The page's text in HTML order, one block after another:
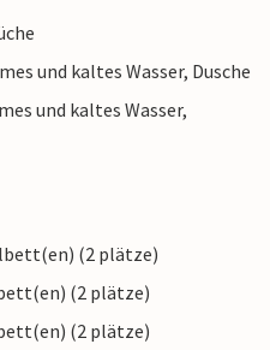
und kaltes Wasser, Dusche
und kaltes Wasser,
(2 plätze)
(2 plätze)
(2 plätze)